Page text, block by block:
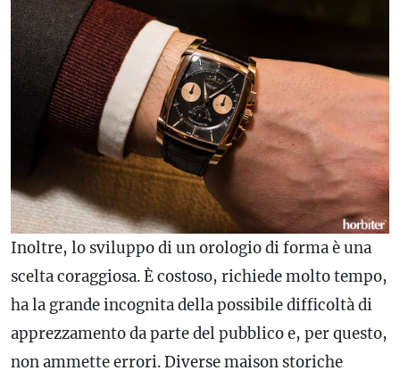
Inoltre, lo sviluppo di un orologio di forma è una
scelta coraggiosa. È costoso, richiede molto tempo,
ha la grande incognita della possibile difficoltà di
apprezzamento da parte del pubblico e, per questo,
non ammette errori. Diverse maison storiche